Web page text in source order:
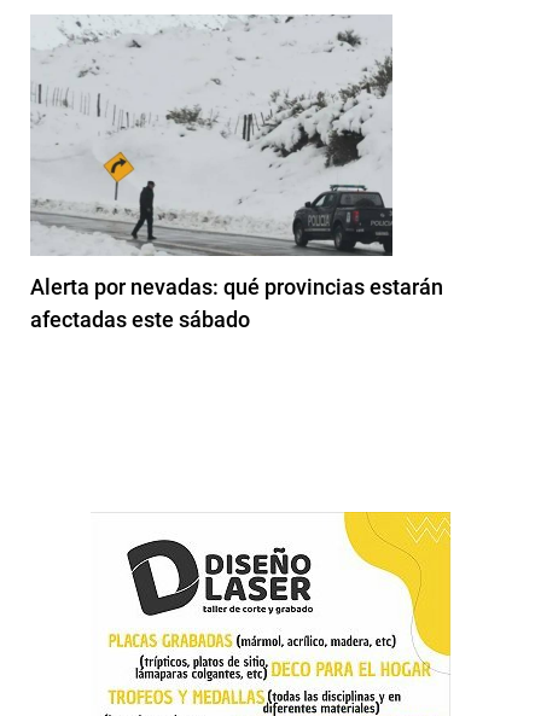
Alerta por nevadas: qué provincias estarán
afectadas este sábado